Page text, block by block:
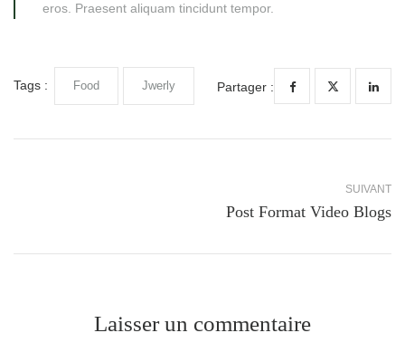
eros. Praesent aliquam tincidunt tempor.
Tags : Food Jwerly Partager :
SUIVANT
Post Format Video Blogs
Laisser un commentaire